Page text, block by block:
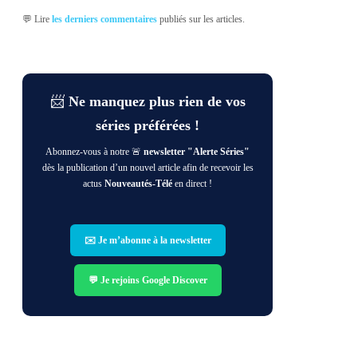
💬 Lireles derniers commentaires publiés sur les articles.
📨 Ne manquez plus rien de vos
séries préférées !
Abonnez-vous à notre 🚨newsletter "Alerte Séries"
dès la publication d’un nouvel article afin de recevoir les
actusNouveautés-Télé en direct !
✉️ Je m’abonne à la newsletter
💬 Je rejoins Google Discover